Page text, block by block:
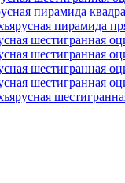
пирамида
пирамида
шестигранная
шестигранная
шестигранная
шестигранная